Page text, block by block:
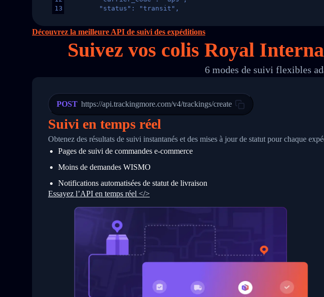
13
16
24
25
26
27
28
29
31
32
34
        "status": "transit",
        "itemTimeLength": 2,
        "weblink": "",
        "phone": null,
"Details": "Departed Facility in HONG KONG-HONG
          },
          {
            "Date": "2017-03-06 15:28:00",
            "StatusDescription": "Shipment picked up",
            "Details": "BEIJING-CHINA,PEOPLES REPUBLIC"
          }
      }
    ]
}
Découvrez la meilleure API de suivi des expéditions
Suivez vos colis Royal
6 modes de suivi flexibles
POST https://api.trackingmore.com/v4/trackings/create
Suivi en temps réel
Obtenez des résultats de suivi instantanés et des mises à jour de statut pour chaque
Pages de suivi de commandes e‑commerce
Moins de demandes WISMO
Notifications automatisées de statut de livraison
Essayez l’API en temps réel </>